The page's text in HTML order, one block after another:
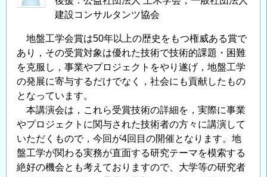
建設コンサルタンツ協会
地盤工学会賞は50年以上の歴史をもつ権威ある賞で
あり，その受賞対象は優れた技術で技術的課題・困難
を克服し，事業やプロジェクトをやり遂げ，地盤工学
の発展に寄与するだけでなく，社会にも貢献したもの
となっています。
本講演会は，これら受賞技術の詳細を，実際に事業
やプロジェクトに関与された技術者の方々に講演して
いただくもので，今回が4回目の開催となります。地
盤工学が関わる実務が直面する研究テーマを模索する
絶好の機会とも考えておりますので、大学等の研究者